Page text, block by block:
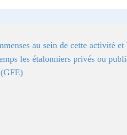
au sein de cette activité
les étalonniers privés ou